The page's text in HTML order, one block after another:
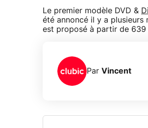
Le premier modèle DVD &
été annoncé il y a plusieurs
est proposé à partir de 639
Par Vincent